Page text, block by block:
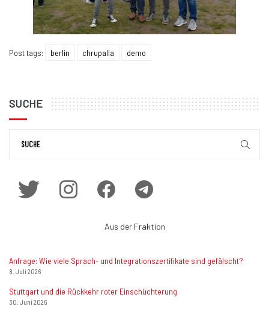
Post tags: berlin chrupalla demo
SUCHE
Aus der Fraktion
Anfrage: Wie viele Sprach- und Integrationszertifikate sind gefälscht?
8. Juli 2026
Stuttgart und die Rückkehr roter Einschüchterung
30. Juni 2026